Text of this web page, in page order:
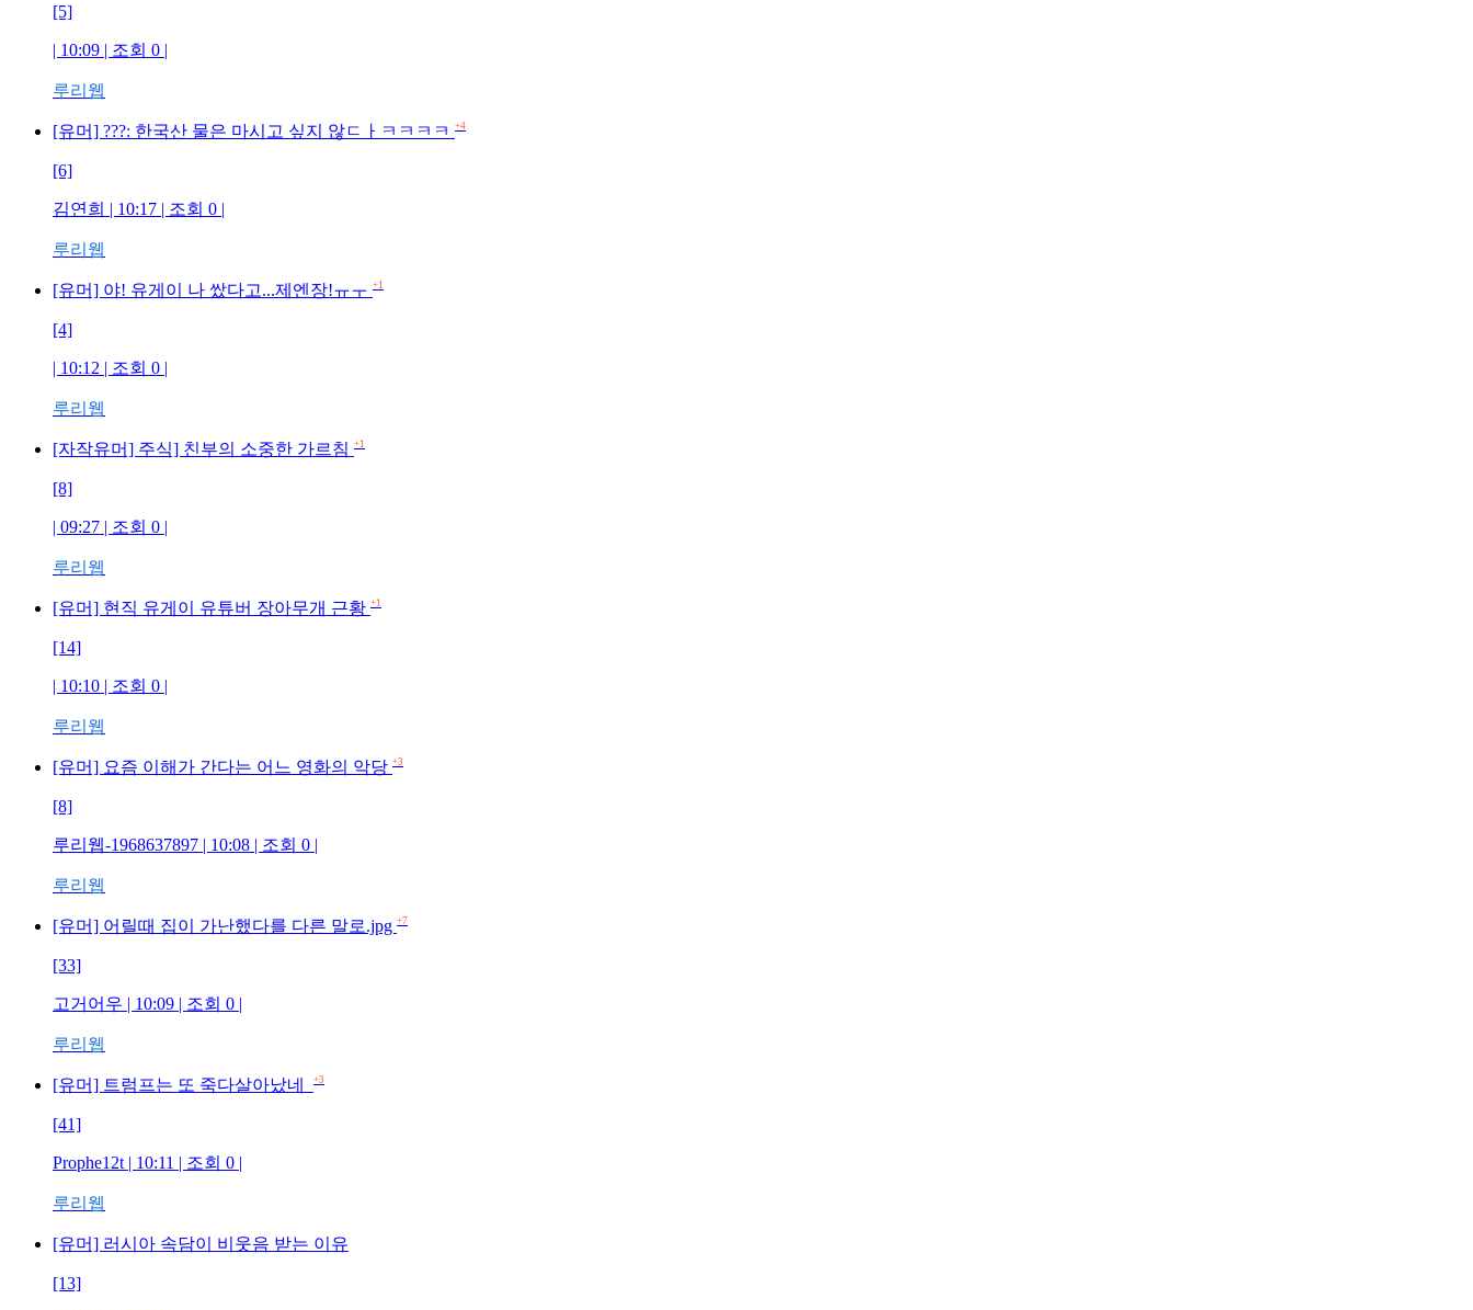
[5]
| 10:09 | 조회 0 |
루리웹
[유머] ???: 한국산 물은 마시고 싶지 않ㄷㅏㅋㅋㅋㅋ +4
[6]
김연희 | 10:17 | 조회 0 |
루리웹
[유머] 야! 유게이 나 쌌다고...제엔장!ㅠㅜ +1
[4]
| 10:12 | 조회 0 |
루리웹
[자작유머] 주식] 친부의 소중한 가르침 +1
[8]
| 09:27 | 조회 0 |
루리웹
[유머] 현직 유게이 유튜버 장아무개 근황 +1
[14]
| 10:10 | 조회 0 |
루리웹
[유머] 요즘 이해가 간다는 어느 영화의 악당 +3
[8]
루리웹-1968637897 | 10:08 | 조회 0 |
루리웹
[유머] 어릴때 집이 가난했다를 다른 말로.jpg +7
[33]
고거어우 | 10:09 | 조회 0 |
루리웹
[유머] 트럼프는 또 죽다살아났네 +3
[41]
Prophe12t | 10:11 | 조회 0 |
루리웹
[유머] 러시아 속담이 비웃음 받는 이유
[13]